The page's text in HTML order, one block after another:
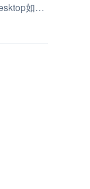
设置中文